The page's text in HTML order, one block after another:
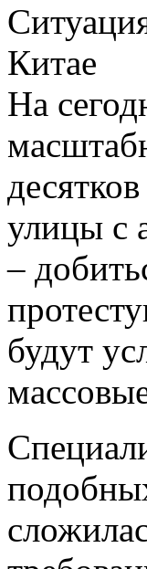
Китае
На
улицы с
–
будут